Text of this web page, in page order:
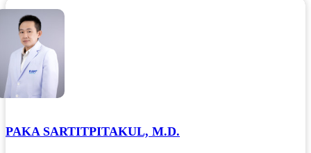
PAKA SARTITPITAKUL, M.D.